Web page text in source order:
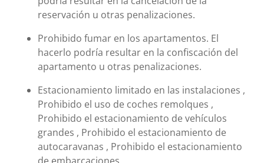
reservación u otras penalizaciones.
Prohibido fumar en los apartamentos. El
hacerlo podría resultar en la confiscación del
apartamento u otras penalizaciones.
Estacionamiento limitado en las instalaciones ,
Prohibido el uso de coches remolques ,
Prohibido el estacionamiento de vehículos
grandes , Prohibido el estacionamiento de
autocaravanas , Prohibido el estacionamiento